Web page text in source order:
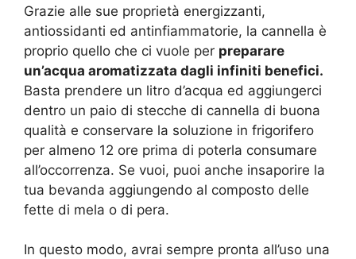
Grazie alle sue proprietà energizzanti,
antiossidanti ed antinfiammatorie, la cannella è
proprio quello che ci vuole per preparare
un’acqua aromatizzata dagli infiniti benefici.
Basta prendere un litro d’acqua ed aggiungerci
dentro un paio di stecche di cannella di buona
qualità e conservare la soluzione in frigorifero
per almeno 12 ore prima di poterla consumare
all’occorrenza. Se vuoi, puoi anche insaporire la
tua bevanda aggiungendo al composto delle
fette di mela o di pera.
In questo modo, avrai sempre pronta all’uso una